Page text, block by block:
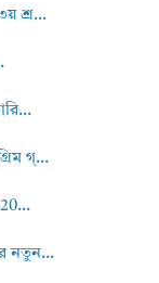
শ্র...
গ্...
নতুন...